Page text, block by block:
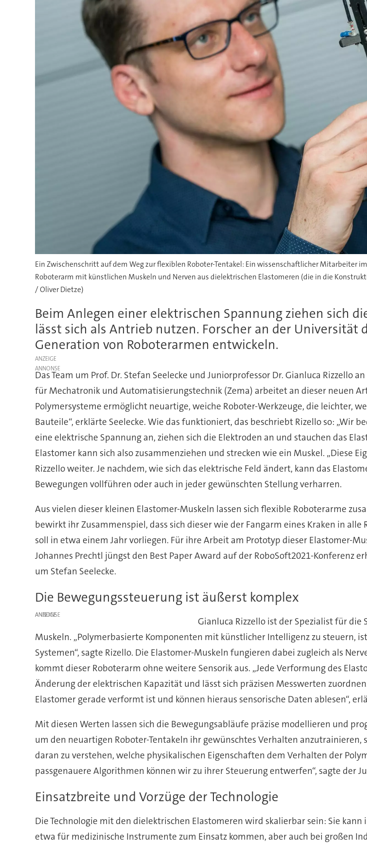
Ein Zwischenschritt auf dem Weg zur flexiblen Roboter-Tentakel: Ein wissenschaftlicher Mitarbeiter
Roboterarm mit künstlichen Muskeln und Nerven aus dielektrischen Elastomeren (die in die
/ Oliver Dietze)
Beim Anlegen einer elektrischen Spannung ziehen sich
lässt sich als Antrieb nutzen. Forscher an der Universität
Generation von Roboterarmen entwickeln.
ANZEIGE
Das Team um Prof. Dr. Stefan Seelecke und Juniorprofessor Dr. Gianluca Rizzello
für Mechatronik und Automatisierungstechnik (Zema) arbeitet an dieser neuen
Polymersysteme ermöglicht neuartige, weiche Roboter-Werkzeuge, die leichter,
Bauteile“, erklärte Seelecke. Wie das funktioniert, das beschriebt Rizello so: „Wir
eine elektrische Spannung an, ziehen sich die Elektroden an und stauchen das
Elastomer kann sich also zusammenziehen und strecken wie ein Muskel. „Diese
Rizzello weiter. Je nachdem, wie sich das elektrische Feld ändert, kann das
Bewegungen vollführen oder auch in jeder gewünschten Stellung verharren.
Aus vielen dieser kleinen Elastomer-Muskeln lassen sich flexible Roboterarme
bewirkt ihr Zusammenspiel, dass sich dieser wie der Fangarm eines Kraken in
soll in etwa einem Jahr vorliegen. Für ihre Arbeit am Prototyp dieser Elastomer-
Johannes Prechtl jüngst den Best Paper Award auf der RoboSoft2021-Konferenz
um Stefan Seelecke.
Die Bewegungssteuerung ist äußerst komplex
ANZEIGE
Gianluca Rizzello ist der Spezialist für
Muskeln. „Polymerbasierte Komponenten mit künstlicher Intelligenz zu steuern,
Systemen“, sagte Rizello. Die Elastomer-Muskeln fungieren dabei zugleich als
kommt dieser Roboterarm ohne weitere Sensorik aus. „Jede Verformung des
Änderung der elektrischen Kapazität und lässt sich präzisen Messwerten
Elastomer gerade verformt ist und können hieraus sensorische Daten ablesen“,
Mit diesen Werten lassen sich die Bewegungsabläufe präzise modellieren und
um den neuartigen Roboter-Tentakeln ihr gewünschtes Verhalten
daran zu verstehen, welche physikalischen Eigenschaften dem Verhalten der
passgenauere Algorithmen können wir zu ihrer Steuerung entwerfen“, sagte der
Einsatzbreite und Vorzüge der Technologie
Die Technologie mit den dielektrischen Elastomeren wird skalierbar sein: Sie kann
etwa für medizinische Instrumente zum Einsatz kommen, aber auch bei großen